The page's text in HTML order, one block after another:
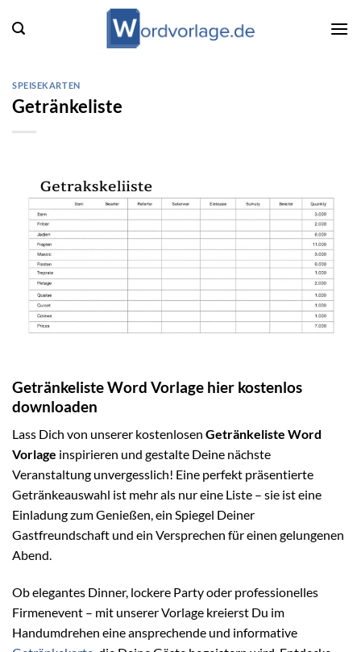
Inhalt
SPEISEKARTEN
Getränkeliste
Getränkeliste Word Vorlage hier kostenlos
downloaden
Lass Dich von unserer kostenlosen Getränkeliste Word
Vorlage inspirieren und gestalte Deine nächste
Veranstaltung unvergesslich! Eine perfekt präsentierte
Getränkeauswahl ist mehr als nur eine Liste – sie ist eine
Einladung zum Genießen, ein Spiegel Deiner
Gastfreundschaft und ein Versprechen für einen gelungenen
Abend.
Ob elegantes Dinner, lockere Party oder professionelles
Firmenevent – mit unserer Vorlage kreierst Du im
Handumdrehen eine ansprechende und informative